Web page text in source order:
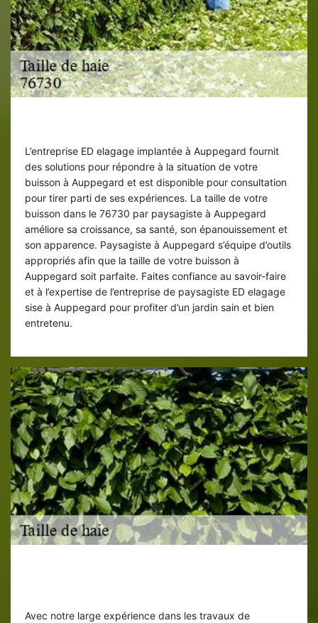
L’entreprise ED elagage implantée à Auppegard fournit
des solutions pour répondre à la situation de votre
buisson à Auppegard et est disponible pour consultation
pour tirer parti de ses expériences. La taille de votre
buisson dans le 76730 par paysagiste à Auppegard
améliore sa croissance, sa santé, son épanouissement et
son apparence. Paysagiste à Auppegard s’équipe d’outils
appropriés afin que la taille de votre buisson à
Auppegard soit parfaite. Faites confiance au savoir-faire
et à l’expertise de l’entreprise de paysagiste ED elagage
sise à Auppegard pour profiter d’un jardin sain et bien
entretenu.
Avec notre large expérience dans les travaux de